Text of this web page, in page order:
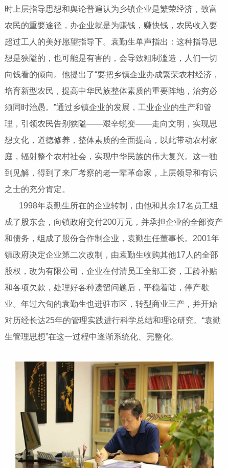
时上层指导思想和舆论普遍认为乡镇企业是繁荣经济，致富
农民的重要途径，办企业就是为赚钱，赚快钱，农民收入要
超过工人的美好愿望指导下。袁勤生单声指出：这种指导思
想是狭隘的，也可能是有害的，会导致粗制滥造，人们一切
向钱看的倾向。他提出了“要把乡镇企业办成繁荣农村经济，
培育新型农民，提高中华民族整体素质的重要阵地，治穷必
须同时治愚。”通过乡镇企业的发展，工业企业的生产和管
理，引领农民告别狭隘——艰辛蜕变——走向文明，实现思
想文化，道德修养，整体素质的全面提高，以此带动农村家
庭，辐射整个农村社会，实现中华民族的伟大复兴。这一独
到见解，得到了来厂考察的老一辈革命家，上层领导和有识
之士的充分肯定。
1998年袁勤生所在的企业转制，由他和其余17名员工组
成了股东会，向镇政府交付200万元，并承担企业的全部资产
和债务，组成了股份合作制企业，袁勤生任董事长。2001年
镇政府决定企业第二次改制，由袁勤生收购其他17人的全部
股权，改为有限公司，企业在付清员工全部工资，工龄补贴
和各项欠款，处理好各种遗留问题后，平稳着陆，停产歇
业。年过六旬的袁勤生也进驻市区，转型商业三产，并开始
对历经长达25年的管理实践进行科学总结和理论研究。“袁勤
生管理思想”在这一过程中逐渐系统化、完整化。